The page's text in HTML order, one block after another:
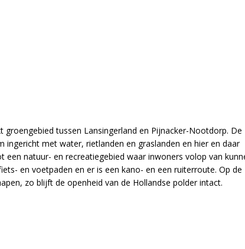
groengebied tussen Lansingerland en Pijnacker-Nootdorp. De
ingericht met water, rietlanden en graslanden en hier en daar
een natuur- en recreatiegebied waar inwoners volop van
en voetpaden en er is een kano- en een ruiterroute. Op de
zo blijft de openheid van de Hollandse polder intact.